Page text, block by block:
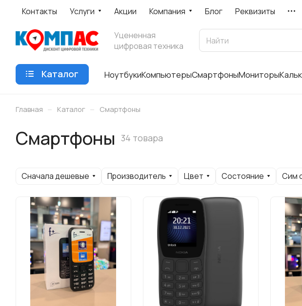
Контакты Услуги Акции Компания Блог Реквизиты
Уцененная
цифровая техника
Каталог НоутбукиКомпьютерыСмартфоныМониторы
Главная – Каталог – Смартфоны
Смартфоны 34 товара
Сначала дешевые Производитель Цвет Состояние Сим